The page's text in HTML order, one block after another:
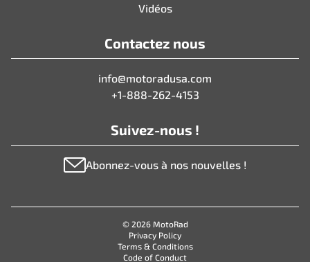
Vidéos
Contactez nous
info@motoradusa.com
+1-888-262-4153
Suivez-nous !
Abonnez-vous à nos nouvelles !
© 2026 MotoRad
Privacy Policy
Terms & Conditions
Code of Conduct